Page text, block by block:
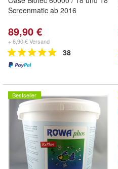
Screenmatic ab 2016
89,90 €
+ 6,90 € Versand
38
Bestseller